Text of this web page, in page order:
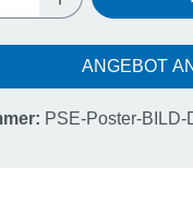
ANGEBOT
PSE-Poster-BILD-